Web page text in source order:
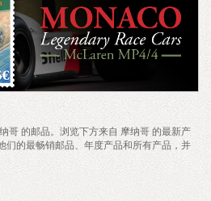
哥 的邮品。浏览下方来自 摩纳哥 的最新产
们的最畅销邮品、年度产品和所有产品，并